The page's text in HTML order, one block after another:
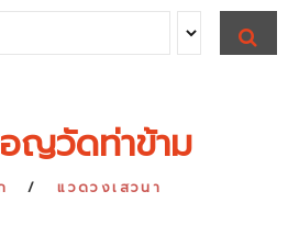
e
S
E
A
ญวัดท่าข้าม
แวดวงเสวนา